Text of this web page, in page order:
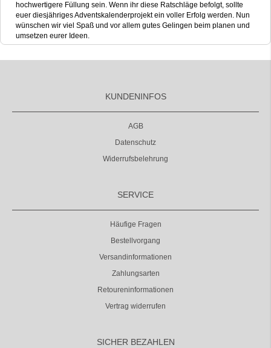
hochwertigere Füllung sein. Wenn ihr diese Ratschläge befolgt, sollte
euer diesjähriges Adventskalenderprojekt ein voller Erfolg werden. Nun
wünschen wir viel Spaß und vor allem gutes Gelingen beim planen und
umsetzen eurer Ideen.
KUNDENINFOS
AGB
Datenschutz
Widerrufsbelehrung
SERVICE
Häufige Fragen
Bestellvorgang
Versandinformationen
Zahlungsarten
Retoureninformationen
Vertrag widerrufen
SICHER BEZAHLEN